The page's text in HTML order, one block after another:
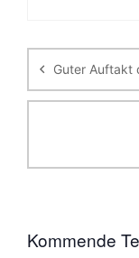
Guter Auftakt
Kommende